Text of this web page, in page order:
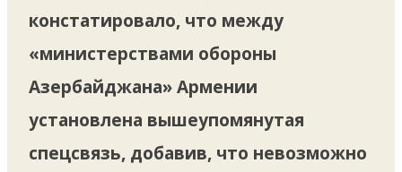
констатировало, что между
«министерствами обороны
Азербайджана» Армении
установлена ​​вышеупомянутая
спецсвязь, добавив, что невозможно